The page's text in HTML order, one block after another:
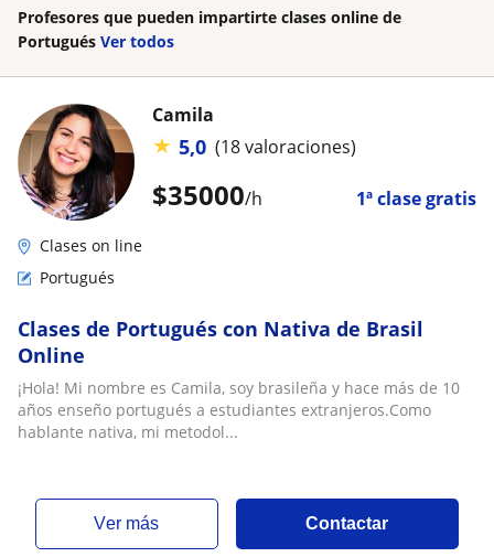
Profesores que pueden impartirte clases online de
Portugués Ver todos
$35000/h 1ª clase gratis
Camila
★ 5,0 (18 valoraciones)
Clases on line
Portugués
Clases de Portugués con Nativa de Brasil
Online
¡Hola! Mi nombre es Camila, soy brasileña y hace más de 10
años enseño portugués a estudiantes extranjeros.Como
hablante nativa, mi metodol...
ver más Contactar